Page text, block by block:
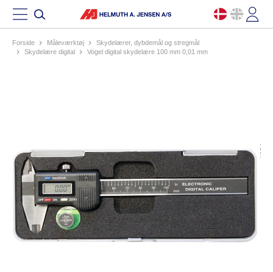
Forside måleværktøj
skydelærer, dybdemål og stregmål
skydelære digital
vogel digital skydelære 100 mm 0,01 mm